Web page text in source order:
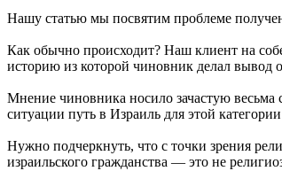
Нашу статью мы посвятим проблеме
Как обычно происходит? Наш клиент на
историю из которой чиновник делал вывод
Мнение чиновника носило зачастую
ситуации путь в Израиль для этой
Нужно подчеркнуть, что с точки зрения
израильского гражданства — это не